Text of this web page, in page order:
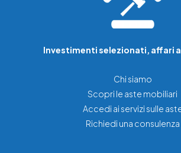
Investimenti selezionati, affari
Chi siamo
Scopri le aste mobiliari
Accedi ai servizi sulle
Richiedi una consulenza